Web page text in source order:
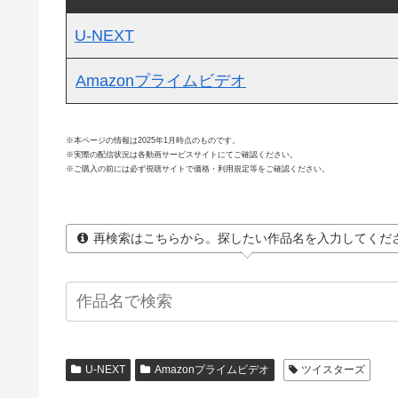
U-NEXT
Amazonプライムビデオ
※本ページの情報は2025年1月時点のものです。
※実際の配信状況は各動画サービスサイトにてご確認ください。
※ご購入の前には必ず視聴サイトで価格・利用規定等をご確認ください。
再検索はこちらから。探したい作品名を入力してくだ
U-NEXT Amazonプライムビデオ ツイスターズ